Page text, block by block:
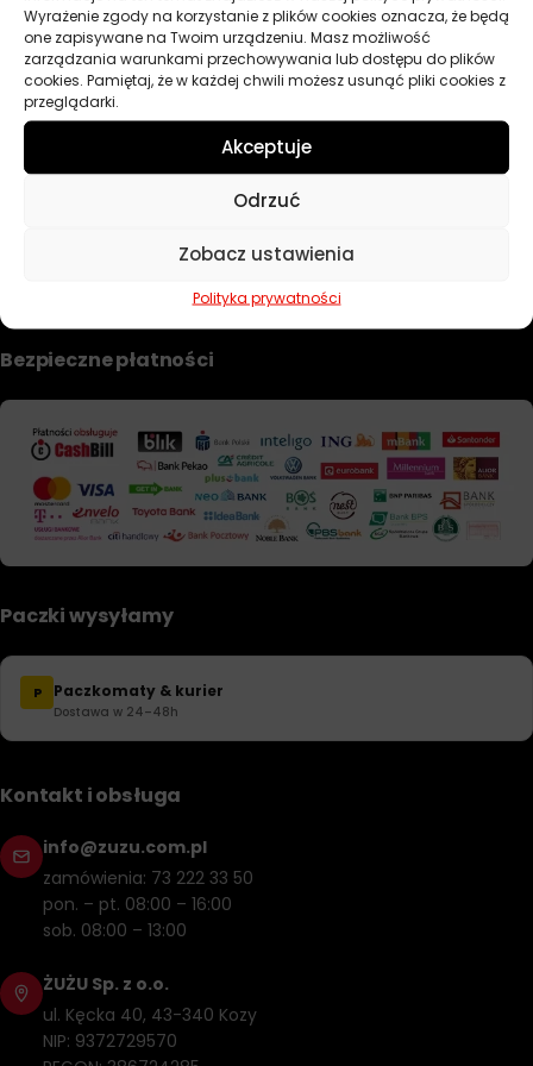
Wyrażenie zgody na korzystanie z plików cookies oznacza, że będą
one zapisywane na Twoim urządzeniu. Masz możliwość
zarządzania warunkami przechowywania lub dostępu do plików
cookies. Pamiętaj, że w każdej chwili możesz usunąć pliki cookies z
przeglądarki.
Akceptuje
Odrzuć
Zobacz ustawienia
Polityka prywatności
Dobierz filtr
TWOJE KONTO
Informacje prawne
Formularz zwrotu i reklamacji
Bezpieczne płatności
Paczki wysyłamy
P Paczkomaty & kurier
Dostawa w 24–48h
Kontakt i obsługa
info@zuzu.com.pl
zamówienia: 73 222 33 50
pon. – pt. 08:00 – 16:00
sob. 08:00 – 13:00
ŻUŻU Sp. z o.o.
ul. Kęcka 40, 43-340 Kozy
NIP: 9372729570